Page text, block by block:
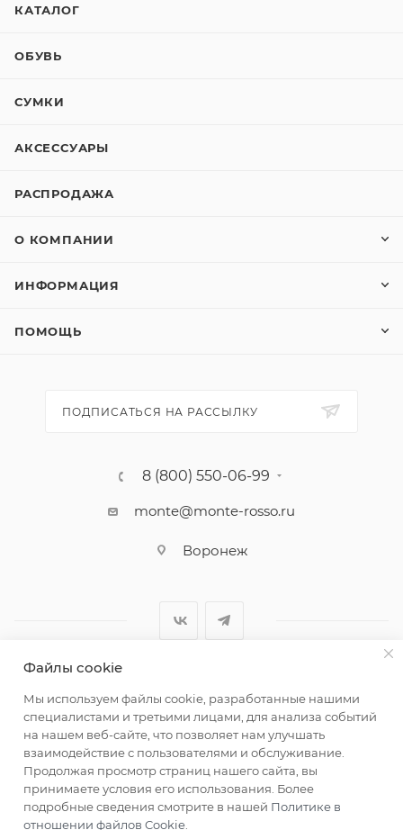
КАТАЛОГ
ОБУВЬ
СУМКИ
АКСЕССУАРЫ
РАСПРОДАЖА
О КОМПАНИИ
ИНФОРМАЦИЯ
ПОМОЩЬ
ПОДПИСАТЬСЯ НА РАССЫЛКУ
8 (800) 550-06-99
monte@monte-rosso.ru
Воронеж
женщин
Файлы cookie
Мы используем файлы cookie, разработанные нашими
специалистами и третьими лицами, для анализа событий
на нашем веб-сайте, что позволяет нам улучшать
взаимодействие с пользователями и обслуживание.
Продолжая просмотр страниц нашего сайта, вы
принимаете условия его использования. Более
подробные сведения смотрите в нашей Политике в
отношении файлов Cookie